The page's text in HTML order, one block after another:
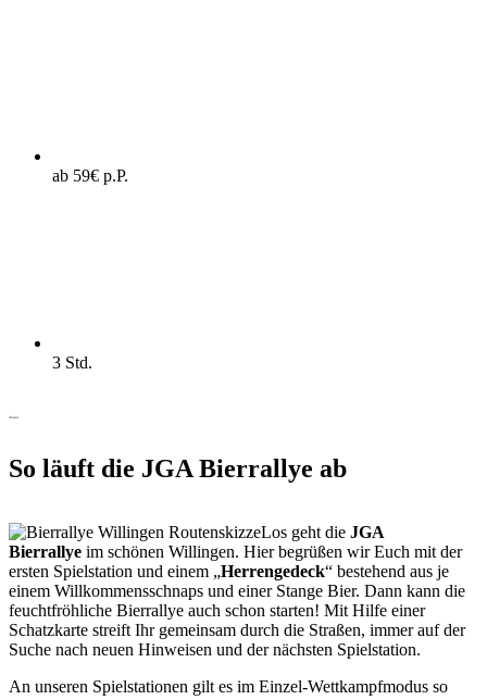
ab 59€ p.P.
3 Std.
Ablauf
So läuft die JGA Bierrallye ab
Los geht die JGA
Bierrallye im schönen Willingen. Hier begrüßen wir Euch mit der
ersten Spielstation und einem „Herrengedeck“ bestehend aus je
einem Willkommensschnaps und einer Stange Bier. Dann kann die
feuchtfröhliche Bierrallye auch schon starten! Mit Hilfe einer
Schatzkarte streift Ihr gemeinsam durch die Straßen, immer auf der
Suche nach neuen Hinweisen und der nächsten Spielstation.
An unseren Spielstationen gilt es im Einzel-Wettkampfmodus so